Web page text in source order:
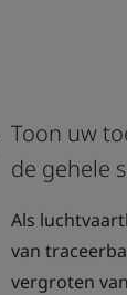
Toon uw
de gehele
Als
van
vergroten